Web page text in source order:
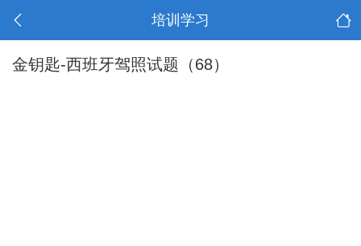
培训学习
金钥匙-西班牙驾照试题（68）